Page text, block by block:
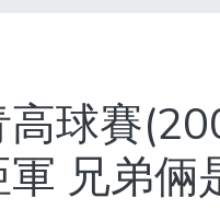
球賽
兄弟倆